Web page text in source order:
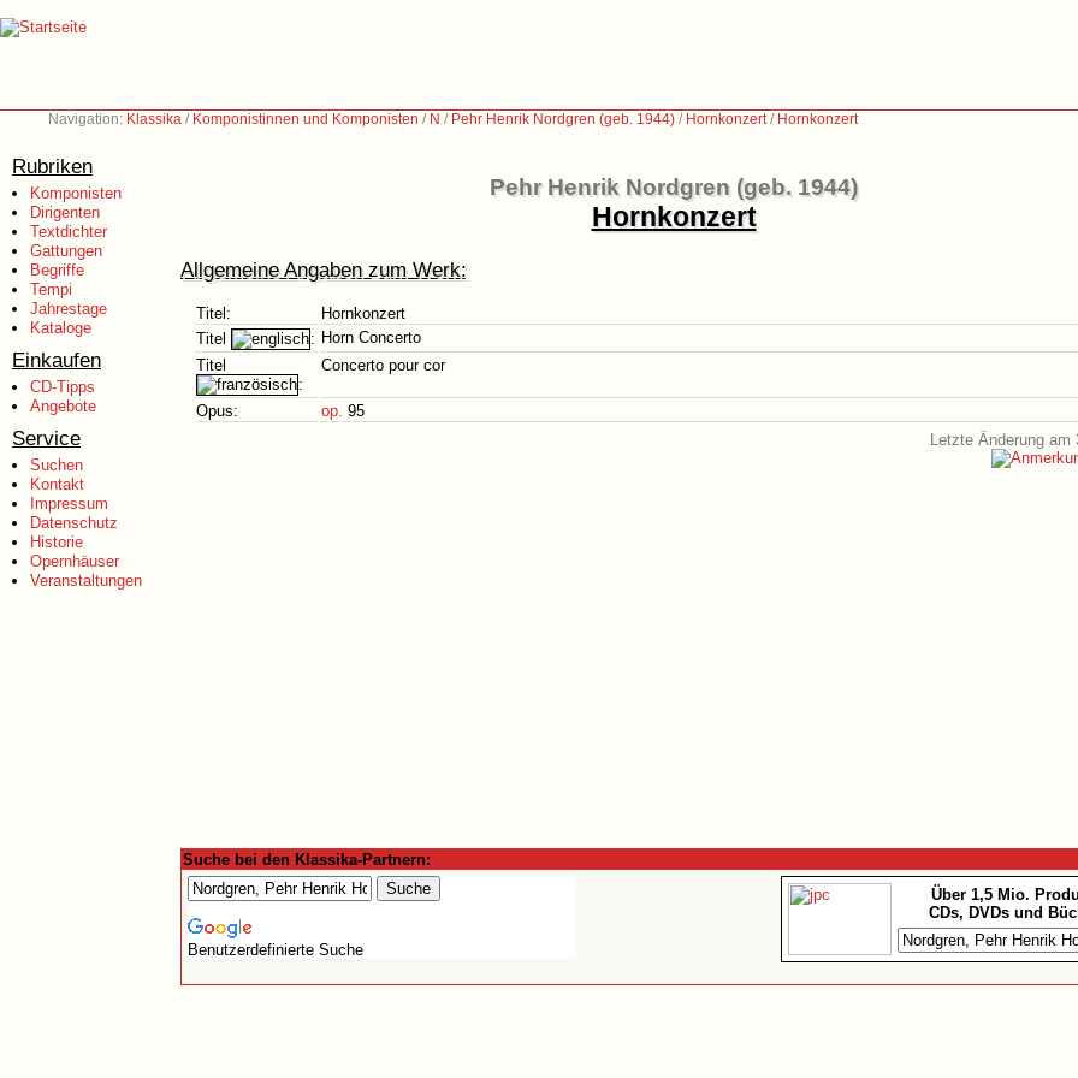
Navigation: Klassika / Komponistinnen und Komponisten / N / Pehr Henrik Nordgren (geb. 1944) / Hornkonzert/ Hornkonzert
Rubriken
Komponisten
Dirigenten
Textdichter
Gattungen
Begriffe
Tempi
Jahrestage
Kataloge
Einkaufen
CD-Tipps
Angebote
Service
Suchen
Kontakt
Impressum
Datenschutz
Historie
Opernhäuser
Veranstaltungen
Pehr Henrik Nordgren (geb. 1944)
Hornkonzert
Allgemeine Angaben zum Werk:
Titel:
Hornkonzert
Titel
: Horn Concerto
Titel
:
Concerto pour cor
Opus: op. 95
Letzte Änderung am
Suche bei den Klassika-Partnern:
Benutzerdefinierte Suche
Über 1,5 Mio.
CDs, DVDs und